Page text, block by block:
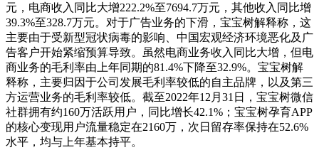
元，电商收入同比大增222.2%至7694.7万元，其他收入同比增
39.3%至328.7万元。对于广告业务的下滑，宝宝树解释称，这
主要由于受新型冠状病毒的影响、中国宏观经济环境恶化及广
告客户开始紧缩预算导致。虽然电商业务收入同比大增，但电
商业务的毛利率由上年同期的81.4%下降至32.9%。宝宝树解
释称，主要归因于公司发展毛利率较低的自主品牌，以及第三
方运营业务的毛利率较低。截至2022年12月31日，宝宝树微信
社群拥有约160万活跃用户，同比增长42.1%；宝宝树孕育APP
的核心变现用户流量稳定在2160万，次日留存率保持在52.6%
水平，均与上年基本持平。